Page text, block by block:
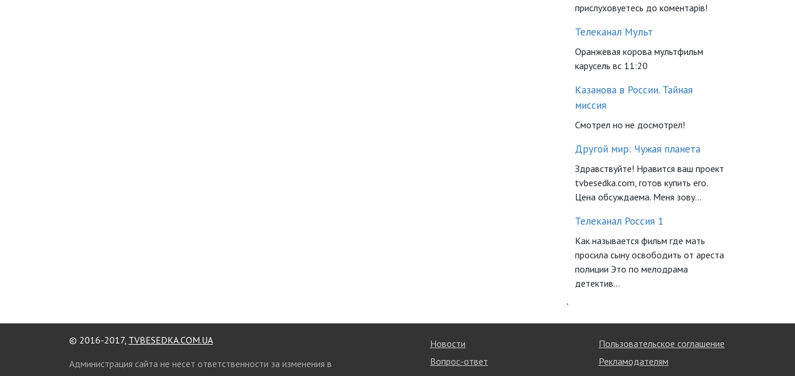
прислуховуетесь до коментарів!
Телеканал Мульт
Оранжевая корова мультфильм
карусель вс 11:20
Казанова в России. Тайная
миссия
Смотрел но не досмотрел!
Другой мир: Чужая планета
Здравствуйте! Нравится ваш проект
tvbesedka.com, готов купить его.
Цена обсуждаема. Меня зову...
Телеканал Россия 1
Как называется фильм где мать
просила сыну освободить от ареста
полиции Это по мелодрама
детектив...
`
© 2016-2017, TVBESEDKA.COM.UA
Администрация сайта не несет ответственности за изменения в
Новости
Вопрос-ответ
Пользовательское соглашение
Рекламодателям